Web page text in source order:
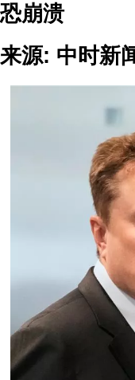
恐崩溃
来源: 中时新